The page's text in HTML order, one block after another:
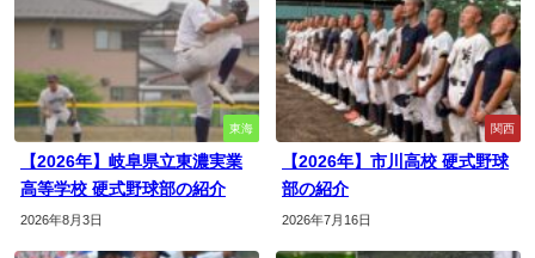
東海
【2026年】岐阜県立東濃実業
高等学校 硬式野球部の紹介
2026年8月3日
関西
【2026年】市川高校 硬式野球
部の紹介
2026年7月16日